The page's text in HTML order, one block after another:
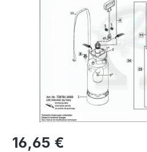
Regulärer Preis:
16,65 €